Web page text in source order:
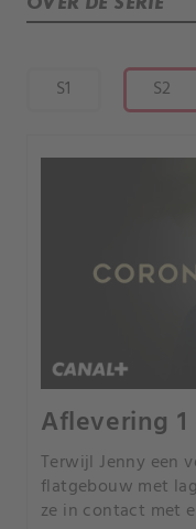
S1 S2
Aflevering 1
Terwijl Jenny een
flatgebouw met
ze in contact met